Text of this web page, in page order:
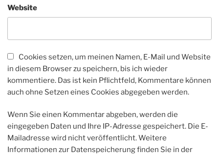
Website
Cookies setzen, um meinen Namen, E-Mail und Website
in diesem Browser zu speichern, bis ich wieder
kommentiere. Das ist kein Pflichtfeld, Kommentare können
auch ohne Setzen eines Cookies abgegeben werden.
Wenn Sie einen Kommentar abgeben, werden die
eingegeben Daten und Ihre IP-Adresse gespeichert. Die E-
Mailadresse wird nicht veröffentlicht. Weitere
Informationen zur Datenspeicherung finden Sie in der